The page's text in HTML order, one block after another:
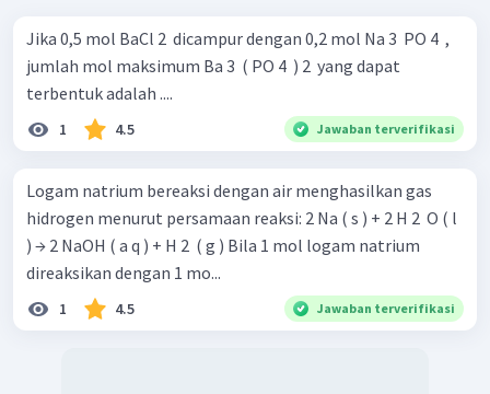
Jika 0,5 mol BaCl 2 ​ dicampur dengan 0,2 mol Na 3 ​ PO 4 ​ ,
jumlah mol maksimum Ba 3 ​ ( PO 4 ​ ) 2 ​ yang dapat
terbentuk adalah ....
1 4.5 Jawaban terverifikasi
Logam natrium bereaksi dengan air menghasilkan gas
hidrogen menurut persamaan reaksi: 2 Na ( s ) + 2 H 2 ​ O ( l
) → 2 NaOH ( a q ) + H 2 ​ ( g ) Bila 1 mol logam natrium
direaksikan dengan 1 mo...
1 4.5 Jawaban terverifikasi